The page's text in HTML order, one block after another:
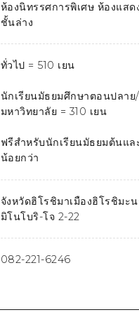
ห้องนิทรรศการพิเศษ ห้องแสด
ชั้นล่าง
ทั่วไป = 510 เยน
นักเรียนมัธยมศึกษาตอนปลาย/
มหาวิทยาลัย = 310 เยน
ฟรีสำหรับนักเรียนมัธยมต้นแล
น้อยกว่า
จังหวัดฮิโรชิมาเมืองฮิโรชิมะ
มิโนโบริ-โจ 2-22
082-221-6246